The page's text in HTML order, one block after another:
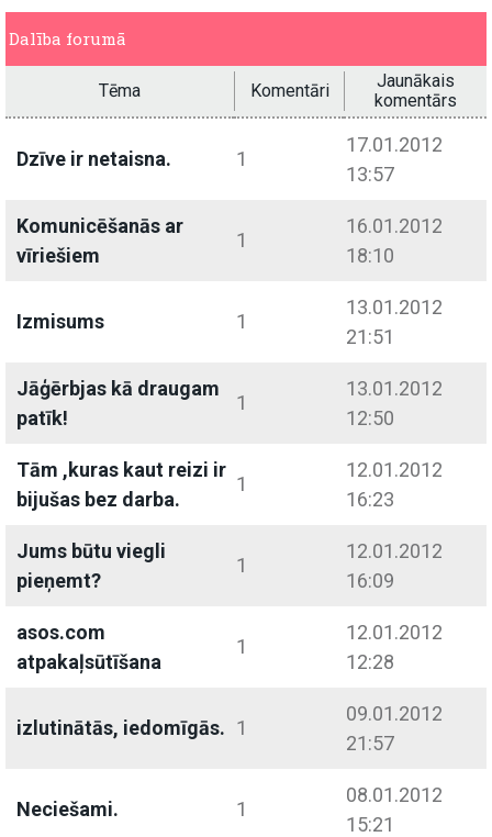
Dalība forumā
Tēma Komentāri
Jaunākais
komentārs
Dzīve ir netaisna. 1
17.01.2012
13:57
Komunicēšanās ar
vīriešiem
1
16.01.2012
18:10
Izmisums 1
13.01.2012
21:51
Jāģērbjas kā draugam
patīk!
1
13.01.2012
12:50
Tām ,kuras kaut reizi ir
bijušas bez darba.
1
12.01.2012
16:23
Jums būtu viegli
pieņemt?
1
12.01.2012
16:09
asos.com
atpakaļsūtīšana
1
12.01.2012
12:28
izlutinātās, iedomīgās. 1
09.01.2012
21:57
Neciešami. 1
08.01.2012
15:21